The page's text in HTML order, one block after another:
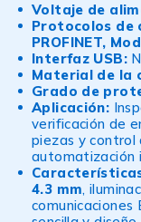
Voltaje de
Protocolos de
PROFINET,
Interfaz USB:
Material de la
Grado de
Aplicación:
verificación de
piezas y control
automatización
4.3 mm,
comunicaciones